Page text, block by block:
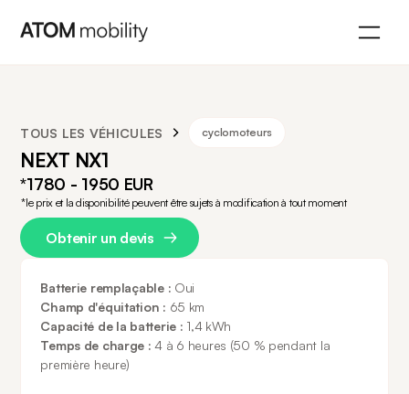
TOUS LES VÉHICULES cyclomoteurs
NEXT NX1
*1780 - 1950 EUR
*le prix et la disponibilité peuvent être sujets à modification à tout moment
Obtenir un devis
Batterie remplaçable : Oui
Champ d'équitation : 65 km
Capacité de la batterie : 1,4 kWh
Temps de charge : 4 à 6 heures (50 % pendant la
première heure)